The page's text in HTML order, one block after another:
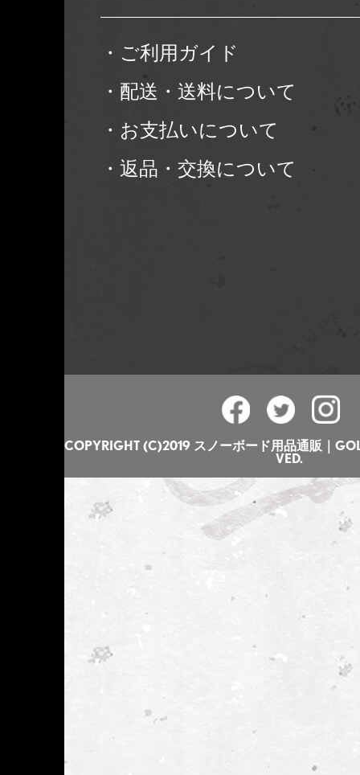
・ご利用ガイド
・配送・送料について
・お支払いについて
・返品・交換について
COPYRIGHT (C)2019 スノーボード用品通販｜
VED.